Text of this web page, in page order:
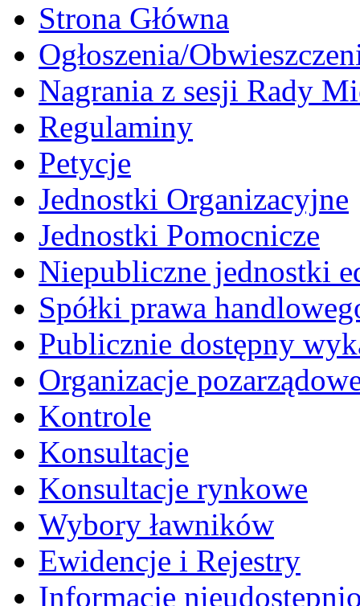
Strona Główna
Ogłoszenia/
Nagrania z sesji Rady
Regulaminy
Petycje
Jednostki Organizacyjne
Jednostki Pomocnicze
Niepubliczne jednostki
Spółki prawa
Publicznie dostępny
Organizacje
Kontrole
Konsultacje
Konsultacje rynkowe
Wybory ławników
Ewidencje i Rejestry
Informacje